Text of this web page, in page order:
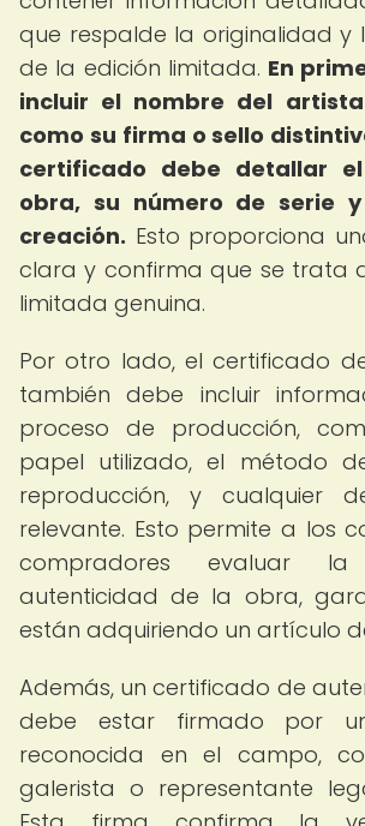
que respalde la originalidad y
de la edición limitada. En
incluir el nombre del
como su firma o sello
certificado debe detallar
obra, su número de serie
creación. Esto proporciona
clara y confirma que se trata
limitada genuina.
Por otro lado, el certificado
también debe incluir
proceso de producción,
papel utilizado, el método
reproducción, y cualquier
relevante. Esto permite a los
compradores evaluar
autenticidad de la obra,
están adquiriendo un artículo
Además, un certificado de
debe estar firmado por
reconocida en el campo,
galerista o representante